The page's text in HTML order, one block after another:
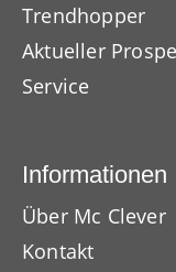
Trendhopper
Aktueller
Service
Informationen
Über Mc Clever
Kontakt